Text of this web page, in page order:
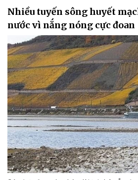
Nhiều tuyến sông huyết
nước vì nắng nóng cực đoan